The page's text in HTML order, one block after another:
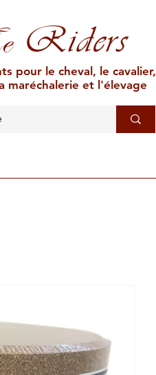
Riders
pour le cheval, le cavalier,
maréchalerie et l'élevage